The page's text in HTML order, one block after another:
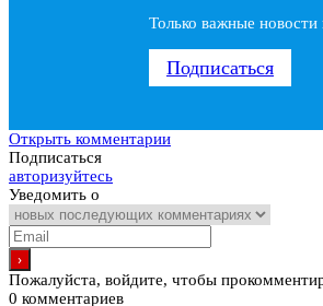
Только важные
Подписаться
Открыть комментарии
Подписаться
авторизуйтесь
Уведомить о
Пожалуйста, войдите, чтобы
0 комментариев